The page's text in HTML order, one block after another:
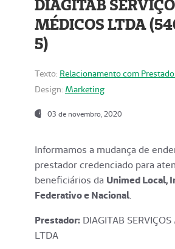
DIAGITAB
MÉDICOS LTDA
5)
Texto: Relacionamento com
Design: Marketing
03 de novembro, 2020
Informamos a mudança de
prestador credenciado para
beneficiários da Unimed Local,
Federativo e Nacional.
Prestador: DIAGITAB
LTDA